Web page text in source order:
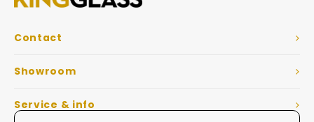
Contact
Showroom
Service & info